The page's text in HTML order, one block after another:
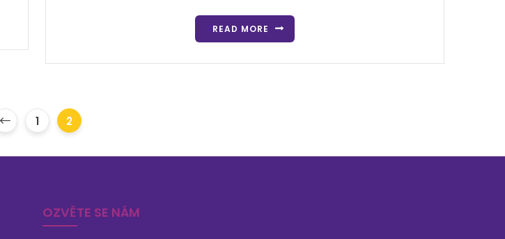
READ MORE
1 2
OZVĚTE SE NÁM